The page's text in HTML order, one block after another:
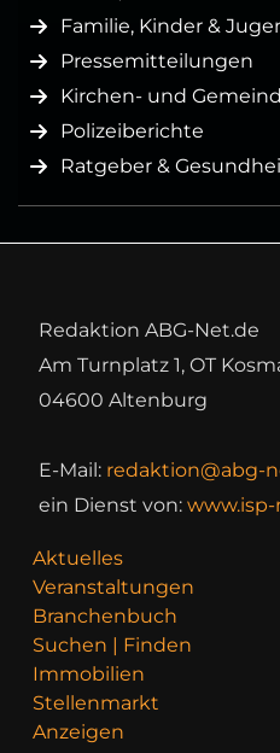
Familie, Kinder &
Pressemitteilungen
Kirchen- und
Polizeiberichte
Ratgeber &
Redaktion ABG-Net.de
Am Turnplatz 1, OT
04600 Altenburg
E-Mail: redaktion@abg-
ein Dienst von:
Aktuelles
Veranstaltungen
Branchenbuch
Suchen | Finden
Immobilien
Stellenmarkt
Anzeigen